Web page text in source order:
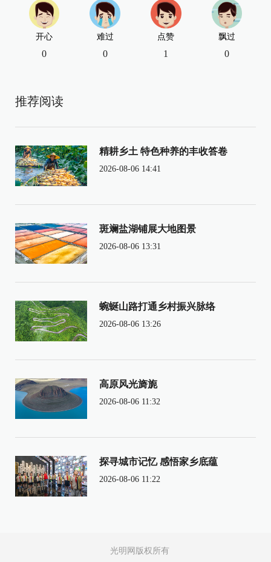
开心
0
难过
0
点赞
1
飘过
0
推荐阅读
精耕乡土 特色种养的丰收答卷
2026-08-06 14:41
斑斓盐湖铺展大地图景
2026-08-06 13:31
蜿蜒山路打通乡村振兴脉络
2026-08-06 13:26
高原风光旖旎
2026-08-06 11:32
探寻城市记忆 感悟家乡底蕴
2026-08-06 11:22
光明网版权所有